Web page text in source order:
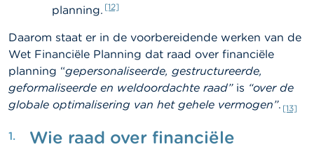
planning. [12]
Daarom staat er in de voorbereidende werken van de
Wet Financiële Planning dat raad over financiële
planning “gepersonaliseerde, gestructureerde,
geformaliseerde en weldoordachte raad” is “over de
globale optimalisering van het gehele vermogen”. [13]
Wie raad over financiële